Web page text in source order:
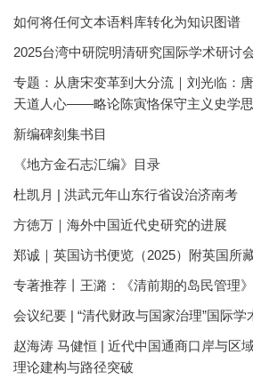
如何将任何文本语料库转化为知识图谱
2025台湾中研院明清研究国际学术研讨
专题：从唐宋变革到大分流｜刘光临：
天道人心——略论陈寅恪保守主义史学
新编碑刻集书目
《地方金石志汇编》目录
杜凯月 | 洪武元年山东行省设治济南考
方徳万｜海外中国近代史研究的进展
郑诚｜英国访书便览（2025）附英国所
专著推荐丨王潞：《清前期的岛民管理》
会议纪要 | “清代财政与国家治理”国际
赵海涛 马健恒 | 近代中国通商口岸与区
理论建构与路径突破